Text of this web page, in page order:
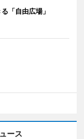
「自由広場」
ース